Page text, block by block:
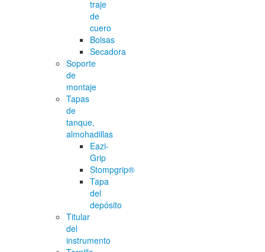
traje
de
cuero
Bolsas
Secadora
Soporte
de
montaje
Tapas
de
tanque,
almohadillas
Eazi-
Grip
Stompgrip®
Tapa
del
depósito
Titular
del
instrumento